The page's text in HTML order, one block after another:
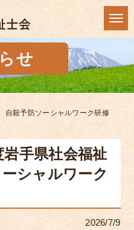
せ
自殺予防ソーシャルワーク研修
岩手県社会福祉
シャルワーク
2026/7/9